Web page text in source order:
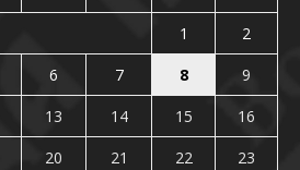
1
2
6 7 8
9
13 14 15
16
20 21 22
23